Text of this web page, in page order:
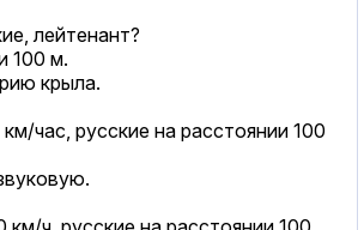
лейтенант?
100 м.
крыла.
час, русские на расстоянии 100